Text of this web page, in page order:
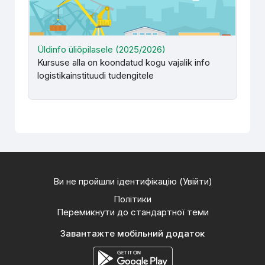
Üldinfo üliõpilasele (2025/2026)
Kursuse alla on koondatud kogu vajalik info
logistikainstituudi tudengitele
Ви не пройшли ідентифікацію (Увійти)
Політики
Перемикнути до стандартної теми
Завантажте мобільний додаток